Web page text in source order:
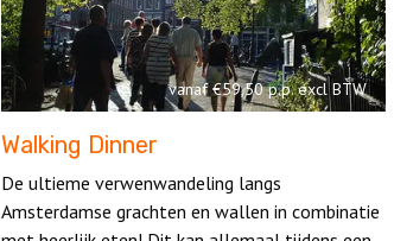
vanaf €59,50 p.p. excl BTW
Walking Dinner
De ultieme verwenwandeling langs
Amsterdamse grachten en wallen in combinatie